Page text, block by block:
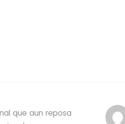
que aun reposa